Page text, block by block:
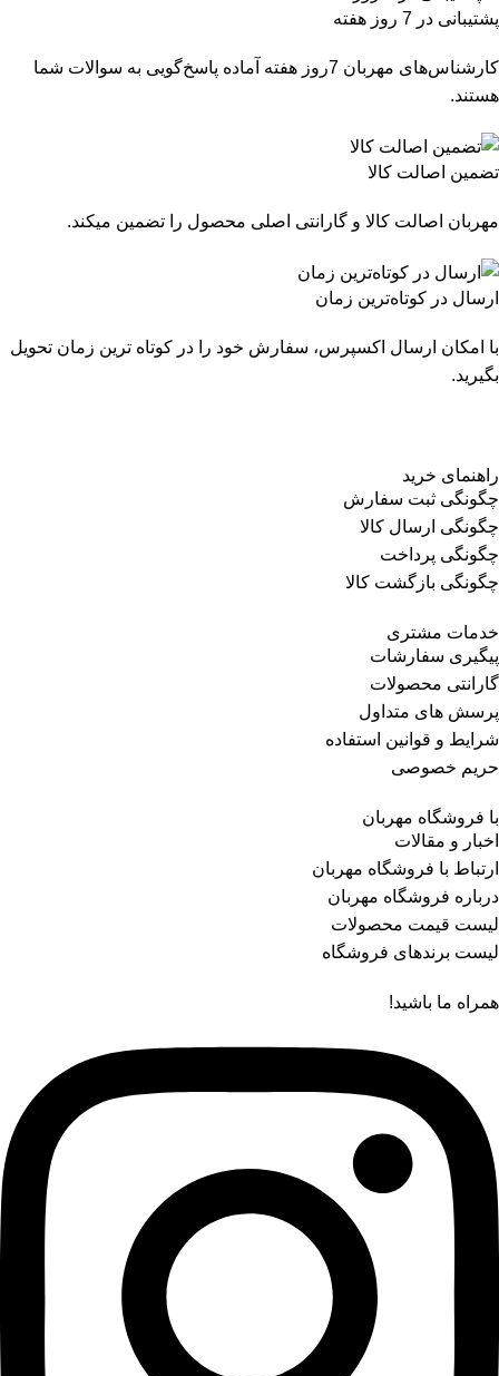
پشتیبانی در 7 روز هفته
کارشناس‌های مهربان 7روز هفته آماده پاسخ‌گویی به سوالات شما
هستند.
تضمین اصالت کالا
مهربان اصالت کالا و گارانتی اصلی محصول را تضمین میکند.
ارسال در کوتاه‌ترین زمان
با امکان ارسال اکسپرس، سفارش خود را در کوتاه ترین زمان تحویل
بگیرید.
راهنمای خرید
چگونگی ثبت سفارش
چگونگی ارسال کالا
چگونگی پرداخت
چگونگی بازگشت کالا
خدمات مشتری
پیگیری سفارشات
گارانتی محصولات
پرسش های متداول
شرایط و قوانین استفاده
حریم خصوصی
با فروشگاه مهربان
اخبار و مقالات
ارتباط با فروشگاه مهربان
درباره فروشگاه مهربان
لیست قیمت محصولات
لیست برندهای فروشگاه
همراه ما باشید!